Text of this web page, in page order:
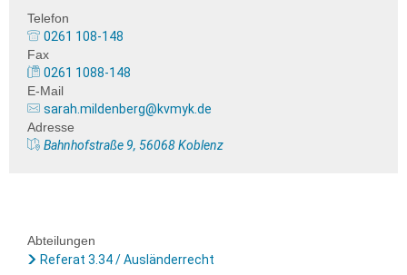
Telefon
0261 108-148
Fax
0261 1088-148
E-Mail
sarah.mildenberg@kvmyk.de
Adresse
Bahnhofstraße 9, 56068 Koblenz
Abteilungen
Referat 3.34 / Ausländerrecht